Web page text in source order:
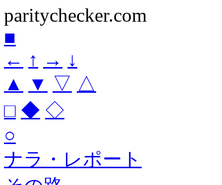
paritychecker.com
■
← ↑ → ↓
▲
▼ ▽ △
□ ◆ ◇
○
ナラ・レポート